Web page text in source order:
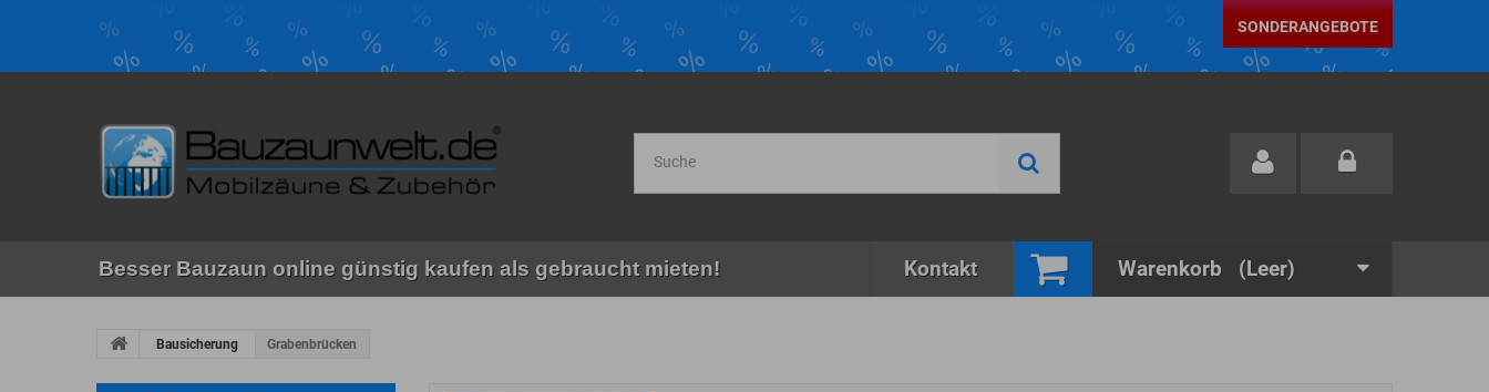
SONDERANGEBOTE
Besser Bauzaun online günstig kaufen als gebraucht mieten! Kontakt Warenkorb (Leer)
Bausicherung Grabenbrücken